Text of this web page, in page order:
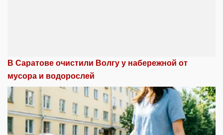
В Саратове очистили Волгу у набережной от
мусора и водорослей